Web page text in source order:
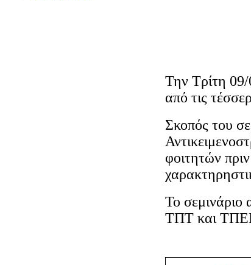
Την Τρίτη
από τις
Σκοπός του
φοιτητών
Το σεμινάριο
ΤΠΤ και